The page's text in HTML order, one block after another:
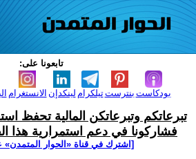
تابعونا على:
الانستغرام لينكدإن تيلكرامبنترست بودكاست
تبرعاتكم وتبرعاتكن المالية تحفظ
فشاركونا في دعم استمرارية هذا
[اشترك في قناة ‫«الحوار المتمدن»